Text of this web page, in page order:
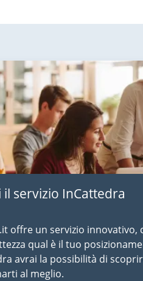
il servizio InCattedra
offre un servizio innovativo,
qual è il tuo
avrai la possibilità di
al meglio.